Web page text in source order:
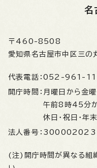
名
〒460-8508
愛知県名古屋市中区三の
代表電話： 052-961-
開庁時間： 月曜日から金
午前8時45分
休日・祝日・年
法人番号：
(注)開庁時間が異なる組